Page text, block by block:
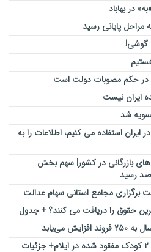
در بهاباد
مراحل پایانی رسید
گوشی!
در حکم مصوبات دولت است
ایران نیست
شد
ایران استفاده می کنیم، اطلاعات را به
بازرگانی در کشور| سهم بخش
مجامع استانی سهام عدالت
حقوق را دریافت می کنند؟ + جدول
می‌یابد